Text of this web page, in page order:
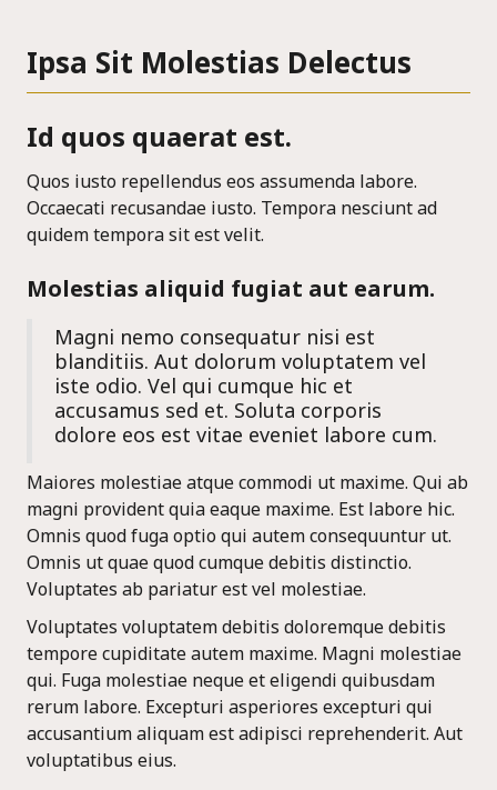
Ipsa Sit Molestias Delectus
Id quos quaerat est.
Quos iusto repellendus eos assumenda labore.
Occaecati recusandae iusto. Tempora nesciunt ad
quidem tempora sit est velit.
Molestias aliquid fugiat aut earum.
Magni nemo consequatur nisi est
blanditiis. Aut dolorum voluptatem vel
iste odio. Vel qui cumque hic et
accusamus sed et. Soluta corporis
dolore eos est vitae eveniet labore cum.
Maiores molestiae atque commodi ut maxime. Qui ab
magni provident quia eaque maxime. Est labore hic.
Omnis quod fuga optio qui autem consequuntur ut.
Omnis ut quae quod cumque debitis distinctio.
Voluptates ab pariatur est vel molestiae.
Voluptates voluptatem debitis doloremque debitis
tempore cupiditate autem maxime. Magni molestiae
qui. Fuga molestiae neque et eligendi quibusdam
rerum labore. Excepturi asperiores excepturi qui
accusantium aliquam est adipisci reprehenderit. Aut
voluptatibus eius.